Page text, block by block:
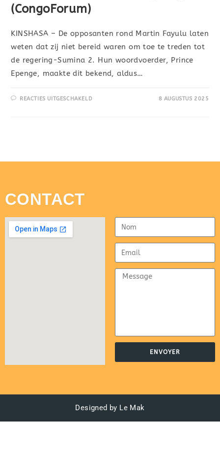
(CongoForum)
KINSHASA – De opposanten rond Martin Fayulu laten
weten dat zij niet bereid waren om toe te treden tot
de regering-Sumina 2. Hun woordvoerder, Prince
Epenge, maakte dit bekend, aldus…
REACTIES UITGESCHAKELD 8 AUGUSTUS 2025
CONTACT
ENVOYER
Designed by Le Mak